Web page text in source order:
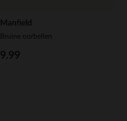
Manfield
Bruine oorbellen
9.99